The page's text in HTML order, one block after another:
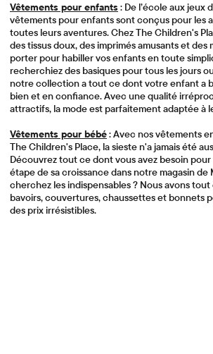
Vêtements pour enfants : De l’école aux jeux
vêtements pour enfants sont conçus pour les
toutes leurs aventures. Chez The Children's
des tissus doux, des imprimés amusants et des
porter pour habiller vos enfants en toute
recherchiez des basiques pour tous les jours
notre collection a tout ce dont votre enfant a
bien et en confiance. Avec une qualité
attractifs, la mode est parfaitement adaptée à
Vêtements pour bébé: Avec nos vêtements
The Children's Place, la sieste n'a jamais été
Découvrez tout ce dont vous avez besoin
étape de sa croissance dans notre magasin de
cherchez les indispensables ? Nous avons
bavoirs, couvertures, chaussettes et bonnets
des prix irrésistibles.